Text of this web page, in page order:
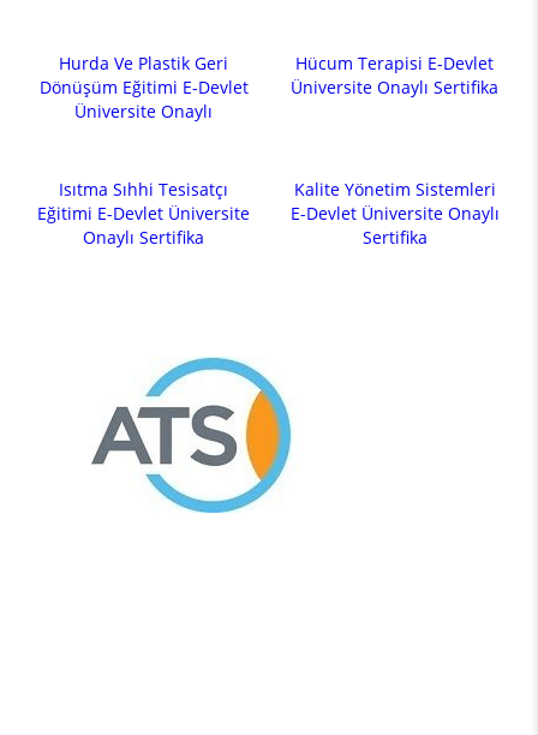
Hurda Ve Plastik Geri
Dönüşüm Eğitimi E-Devlet
Üniversite Onaylı
Hücum Terapisi E-Devlet
Üniversite Onaylı Sertifika
Isıtma Sıhhi Tesisatçı
Eğitimi E-Devlet Üniversite
Onaylı Sertifika
Kalite Yönetim Sistemleri
E-Devlet Üniversite Onaylı
Sertifika